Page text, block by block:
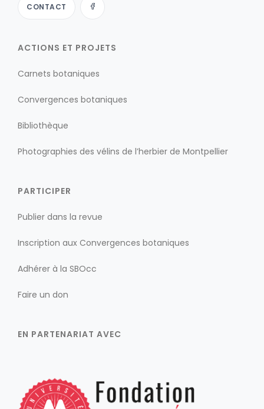
CONTACT
ACTIONS ET PROJETS
Carnets botaniques
Convergences botaniques
Bibliothèque
Photographies des vélins de l’herbier de Montpellier
PARTICIPER
Publier dans la revue
Inscription aux Convergences botaniques
Adhérer à la SBOcc
Faire un don
EN PARTENARIAT AVEC